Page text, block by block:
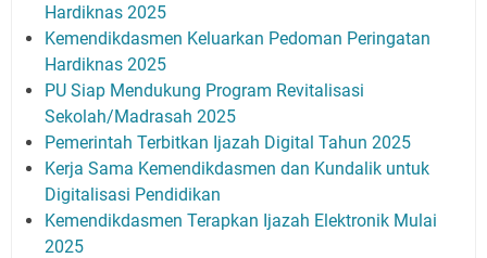
Hardiknas 2025
Kemendikdasmen Keluarkan Pedoman Peringatan
Hardiknas 2025
PU Siap Mendukung Program Revitalisasi
Sekolah/Madrasah 2025
Pemerintah Terbitkan Ijazah Digital Tahun 2025
Kerja Sama Kemendikdasmen dan Kundalik untuk
Digitalisasi Pendidikan
Kemendikdasmen Terapkan Ijazah Elektronik Mulai
2025